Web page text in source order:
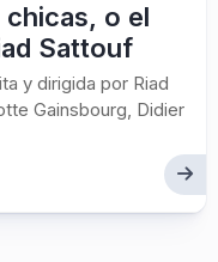
o el
Sattouf
y dirigida por Riad
Gainsbourg, Didier